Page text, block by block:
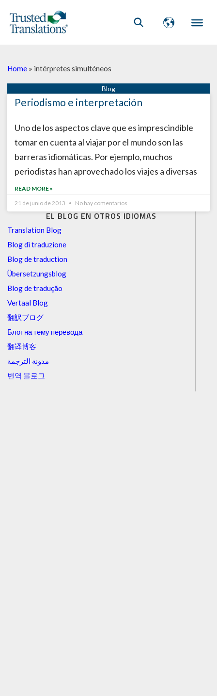
EL BLOG EN OTROS IDIOMAS
Translation Blog
Blog di traduzione
Blog de traduction
Übersetzungsblog
Blog de tradução
Vertaal Blog
翻訳ブログ
Блог на тему перевода
翻译博客
مدونة الترجمة
번역 블로그
Home » intérpretes simulténeos
Periodismo e interpretación
Uno de los aspectos clave que es imprescindible
tomar en cuenta al viajar por el mundo son las
barreras idiomáticas. Por ejemplo, muchos
periodistas han aprovechado los viajes a diversas
READ MORE »
21 de junio de 2013
No hay comentarios